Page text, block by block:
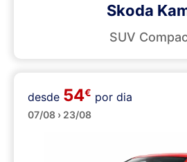
Skoda
SUV
Grandes
desde 54€ por dia
07/08 › 23/08